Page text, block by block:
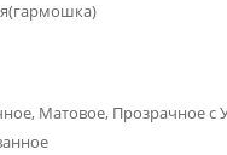
Матовое, Прозрачное